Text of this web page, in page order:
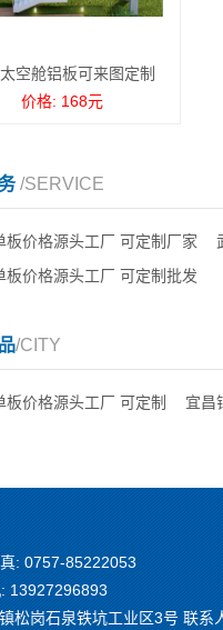
空舱铝板可来图定制
价格: 168元
/SERVICE
板价格源头工厂 可定制厂家
板价格源头工厂 可定制批发
/CITY
板价格源头工厂 可定制 宜昌
: 0757-85222053
13927296893
松岗石泉铁坑工业区3号 联系